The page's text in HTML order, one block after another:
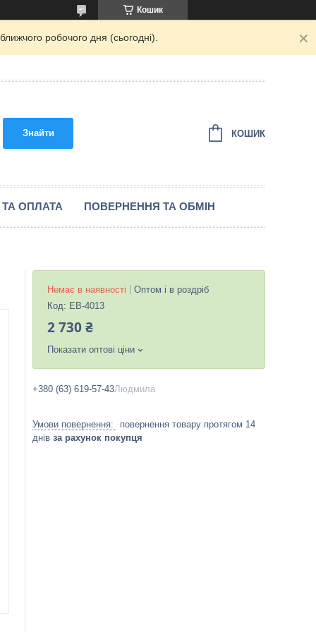
Кошик
робочого дня (сьогодні).
Знайти КОШИК
ОПЛАТА ПОВЕРНЕННЯ ТА ОБМІН
Немає в наявності
Оптом і в роздріб
Код: EB-4013
2 730 ₴
Показати оптові ціни
+380 (63) 619-57-43Людмила
повернення товару протягом 14
днів за рахунок покупця